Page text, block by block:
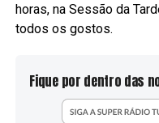
horas, na Sessão da
todos os gostos.
Fique por dentro das